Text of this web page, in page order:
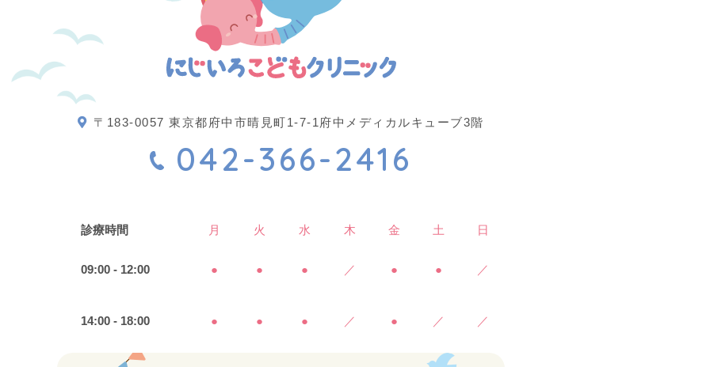
〒183-0057 東京都府中市晴見町1-7-1府中メディカルキューブ3階
042-366-2416
診療時間 月 火 水 木 金 土 日
09:00 - 12:00 ● ● ● ／ ● ● ／
14:00 - 18:00 ● ● ● ／ ● ／ ／